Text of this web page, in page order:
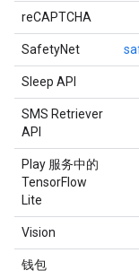
reCAPTCHA
SafetyNet
Sleep API
SMS Retriever
API
Play 服务中的
TensorFlow
Lite
Vision
钱包